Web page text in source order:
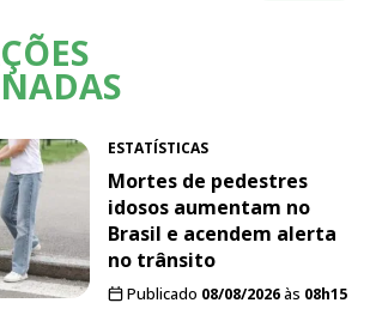
ESTATÍSTICAS
Mortes de pedestres
idosos aumentam no
Brasil e acendem alerta
no trânsito
Publicado 08/08/2026às 08h15